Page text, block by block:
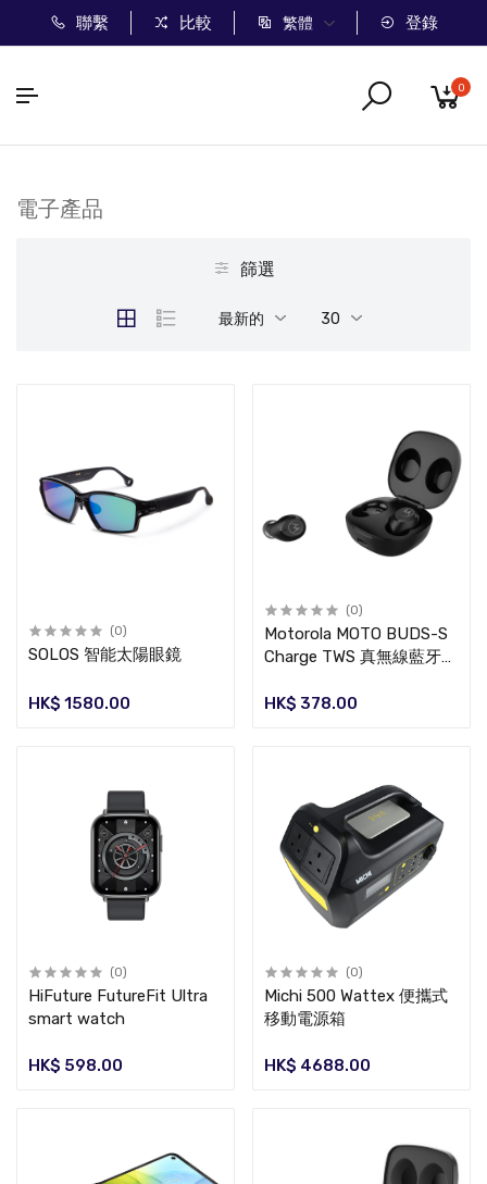
聯繫 比較 繁體 登錄
0
電子產品
篩選
最新的 30
(0)
SOLOS 智能太陽眼鏡
HK$ 1580.00
(0)
Motorola MOTO BUDS-S
Charge TWS 真無線藍牙耳
HK$ 378.00
(0)
HiFuture FutureFit Ultra
smart watch
HK$ 598.00
(0)
Michi 500 Wattex 便攜式
移動電源箱
HK$ 4688.00